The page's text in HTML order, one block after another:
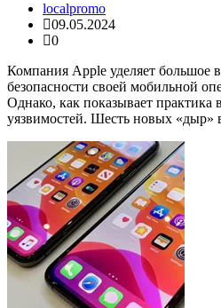
localpromo
09.05.2024
0
Компания Apple уделяет большое
безопасности своей мобильной
Однако, как показывает практика
уязвимостей. Шесть новых «дыр»